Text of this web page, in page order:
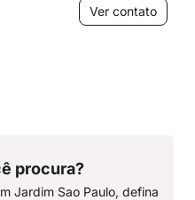
Ver contato
procura?
Jardim Sao Paulo, defina